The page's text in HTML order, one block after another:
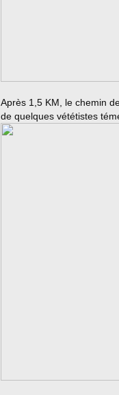
Après 1,5 KM, le chemin
de quelques vététistes